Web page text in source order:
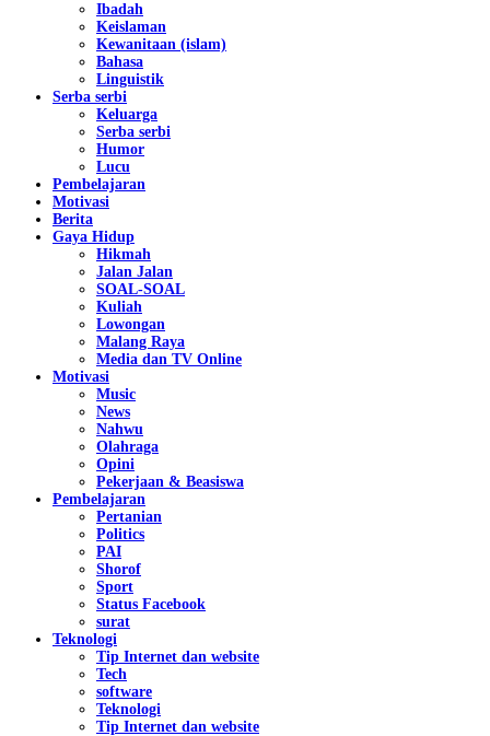
Ibadah
Keislaman
Kewanitaan (islam)
Bahasa
Linguistik
Serba serbi
Keluarga
Serba serbi
Humor
Lucu
Pembelajaran
Motivasi
Berita
Gaya Hidup
Hikmah
Jalan Jalan
SOAL-SOAL
Kuliah
Lowongan
Malang Raya
Media dan TV Online
Motivasi
Music
News
Nahwu
Olahraga
Opini
Pekerjaan & Beasiswa
Pembelajaran
Pertanian
Politics
PAI
Shorof
Sport
Status Facebook
surat
Teknologi
Tip Internet dan website
Tech
software
Teknologi
Tip Internet dan website